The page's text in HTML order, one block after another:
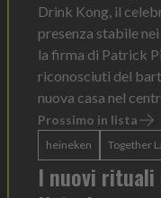
Drink Kong, il
presenza stabile
la firma di Patrick
riconosciuti del
nuova casa nel
Prossimo in lista
heineken Together
I nuovi rituali